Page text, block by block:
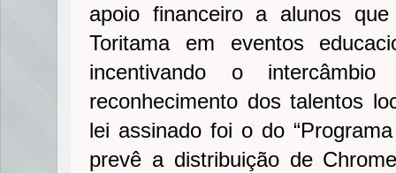
apoio financeiro a alunos
Toritama em eventos
incentivando o
reconhecimento dos talentos
lei assinado foi o do
prevê a distribuição de